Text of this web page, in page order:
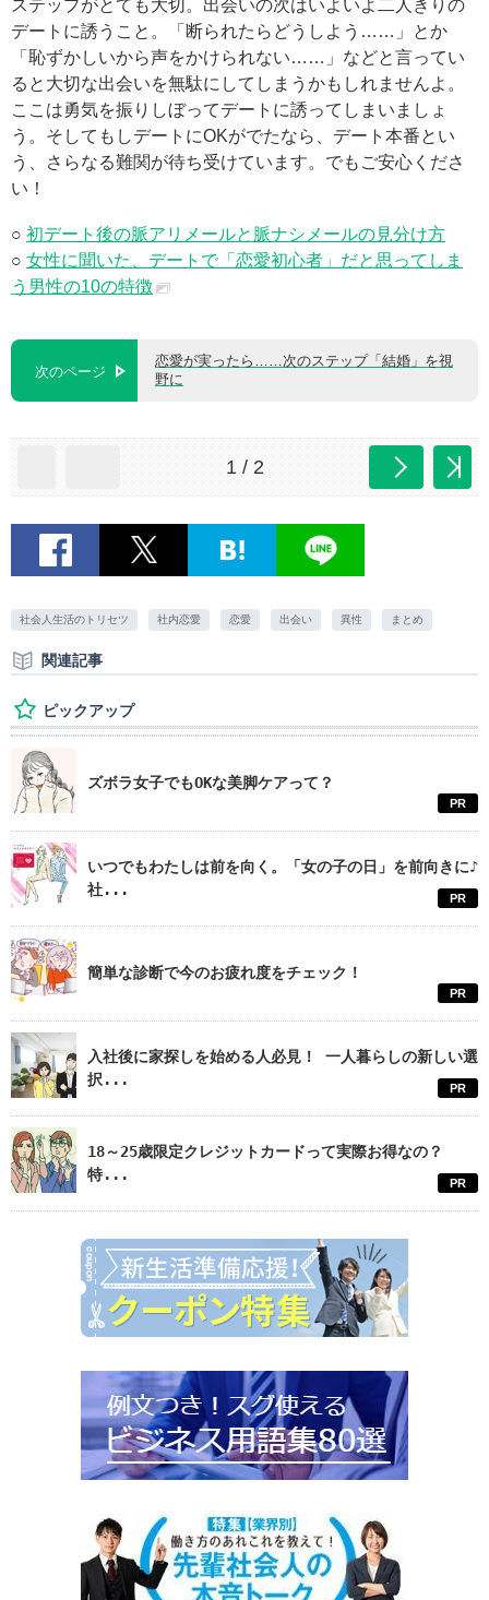
ステップがとても大切。出会いの次はいよいよ二人きりの
デートに誘うこと。「断られたらどうしよう……」とか
「恥ずかしいから声をかけられない……」などと言ってい
ると大切な出会いを無駄にしてしまうかもしれませんよ。
ここは勇気を振りしぼってデートに誘ってしまいましょ
う。そしてもしデートにOKがでたなら、デート本番とい
う、さらなる難関が待ち受けています。でもご安心くださ
い！
○ 初デート後の脈アリメールと脈ナシメールの見分け方
○ 女性に聞いた、デートで「恋愛初心者」だと思ってしま
う男性の10の特徴
次のページ
恋愛が実ったら……次のステップ「結婚」を視
野に
1 / 2
社会人生活のトリセツ 社内恋愛 恋愛 出会い 異性 まとめ
関連記事
ピックアップ
ズボラ女子でもOKな美脚ケアって？
PR
いつでもわたしは前を向く。「女の子の日」を前向きに♪
社...
PR
簡単な診断で今のお疲れ度をチェック！
PR
入社後に家探しを始める人必見！ 一人暮らしの新しい選
択...
PR
18～25歳限定クレジットカードって実際お得なの？
特...
PR